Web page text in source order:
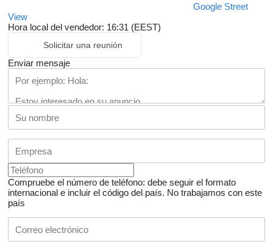
Google Street
View
Hora local del vendedor: 16:31 (EEST)
Solicitar una reunión
Enviar mensaje
Compruebe el número de teléfono: debe seguir el formato
internacional e incluir el código del país. No trabajamos con este
país